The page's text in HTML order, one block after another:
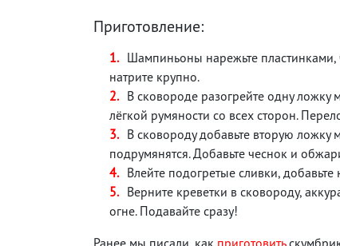
Приготовление:
Шампиньоны нарежьте пластинками,
натрите крупно.
В сковороде разогрейте одну ложку
лёгкой румяности со всех сторон.
В сковороду добавьте вторую ложку
подрумянятся. Добавьте чеснок и
Влейте подогретые сливки,
Верните креветки в сковороду,
огне. Подавайте сразу!
Ранее мы писали, как приготовить